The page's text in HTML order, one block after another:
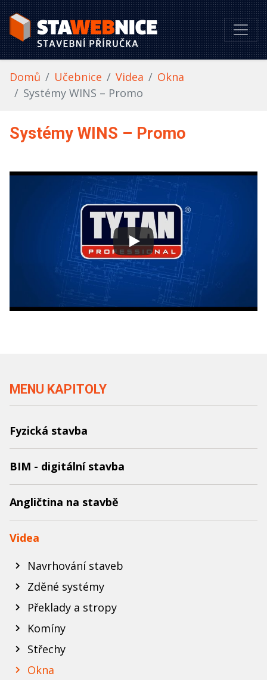
Domů Učebnice Videa
Okna
Systémy WINS – Promo
MENU KAPITOLY
Fyzická stavba
BIM - digitální stavba
Angličtina na stavbě
Videa
Navrhování staveb
Zděné systémy
Překlady a stropy
Komíny
Střechy
Okna
Systémy WINS – Promo